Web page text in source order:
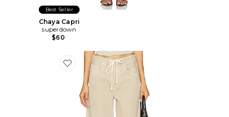
Best Seller
Chaya Capri
superdown
$60
Favorite PANTALON BRYNN